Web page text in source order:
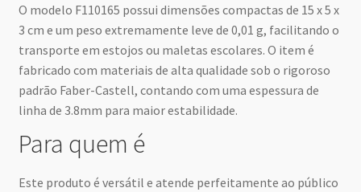
O modelo F110165 possui dimensões compactas de 15 x 5 x
3 cm e um peso extremamente leve de 0,01 g, facilitando o
transporte em estojos ou maletas escolares. O item é
fabricado com materiais de alta qualidade sob o rigoroso
padrão Faber-Castell, contando com uma espessura de
linha de 3.8mm para maior estabilidade.
Para quem é
Este produto é versátil e atende perfeitamente ao público